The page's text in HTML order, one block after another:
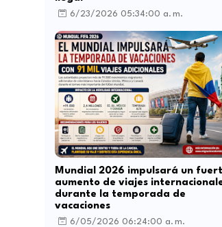
6/23/2026 05:34:00 a. m.
Mundial 2026 impulsará un
aumento de viajes
durante la temporada de
vacaciones
6/05/2026 06:24:00 a. m.